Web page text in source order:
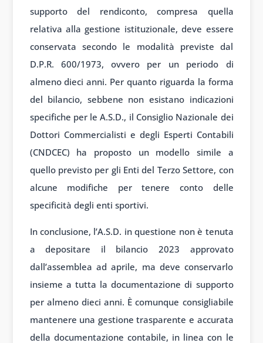
supporto del rendiconto, compresa quella
relativa alla gestione istituzionale, deve essere
conservata secondo le modalità previste dal
D.P.R. 600/1973, ovvero per un periodo di
almeno dieci anni. Per quanto riguarda la forma
del bilancio, sebbene non esistano indicazioni
specifiche per le A.S.D., il Consiglio Nazionale dei
Dottori Commercialisti e degli Esperti Contabili
(CNDCEC) ha proposto un modello simile a
quello previsto per gli Enti del Terzo Settore, con
alcune modifiche per tenere conto delle
specificità degli enti sportivi.
In conclusione, l’A.S.D. in questione non è tenuta
a depositare il bilancio 2023 approvato
dall’assemblea ad aprile, ma deve conservarlo
insieme a tutta la documentazione di supporto
per almeno dieci anni. È comunque consigliabile
mantenere una gestione trasparente e accurata
della documentazione contabile, in linea con le